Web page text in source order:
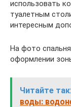
использовать
туалетным
интересным
На фото
оформлении
Читайте
воды: